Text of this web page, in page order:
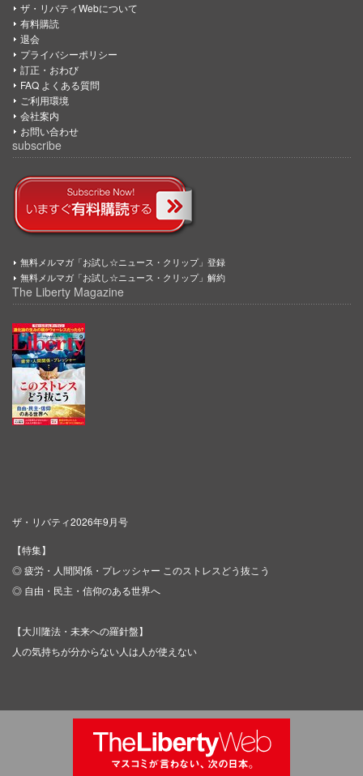
ザ・リバティWebについて
有料購読
退会
プライバシーポリシー
訂正・おわび
FAQ よくある質問
ご利用環境
会社案内
お問い合わせ
subscribe
無料メルマガ「お試し☆ニュース・クリップ」登録
無料メルマガ「お試し☆ニュース・クリップ」解約
The Liberty Magazine
ザ・リバティ2026年9月号
【特集】
◎ 疲労・人間関係・プレッシャー このストレスどう抜こう
◎ 自由・民主・信仰のある世界へ
【大川隆法・未来への羅針盤】
人の気持ちが分からない人は人が使えない